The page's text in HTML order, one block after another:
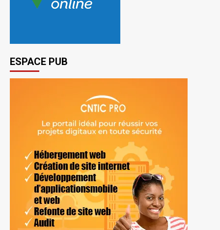
ESPACE PUB